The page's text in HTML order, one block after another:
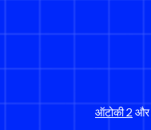
ऑटोकी 2और